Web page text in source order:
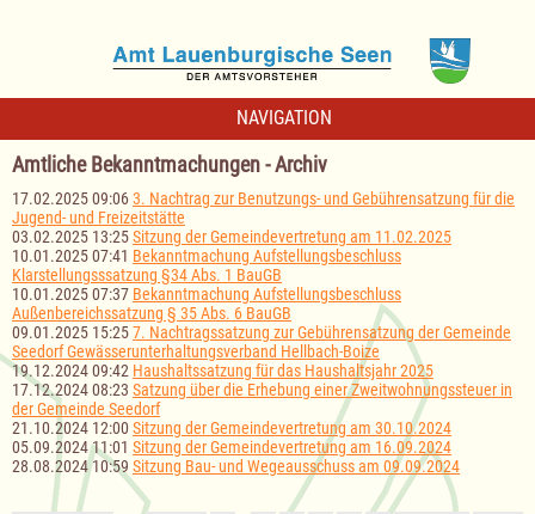
NAVIGATION
Amtliche Bekanntmachungen - Archiv
17.02.2025 09:063. Nachtrag zur Benutzungs- und Gebührensatzung für die
Jugend- und Freizeitstätte
03.02.2025 13:25Sitzung der Gemeindevertretung am 11.02.2025
10.01.2025 07:41 Bekanntmachung Aufstellungsbeschluss
Klarstellungsssatzung §34 Abs. 1 BauGB
10.01.2025 07:37 Bekanntmachung Aufstellungsbeschluss
Außenbereichssatzung § 35 Abs. 6 BauGB
09.01.2025 15:257. Nachtragssatzung zur Gebührensatzung der Gemeinde
Seedorf Gewässerunterhaltungsverband Hellbach-Boize
19.12.2024 09:42 Haushaltssatzung für das Haushaltsjahr 2025
17.12.2024 08:23 Satzung über die Erhebung einer Zweitwohnungssteuer in
der Gemeinde Seedorf
21.10.2024 12:00 Sitzung der Gemeindevertretung am 30.10.2024
05.09.2024 11:01 Sitzung der Gemeindevertretung am 16.09.2024
28.08.2024 10:59 Sitzung Bau- und Wegeausschuss am 09.09.2024